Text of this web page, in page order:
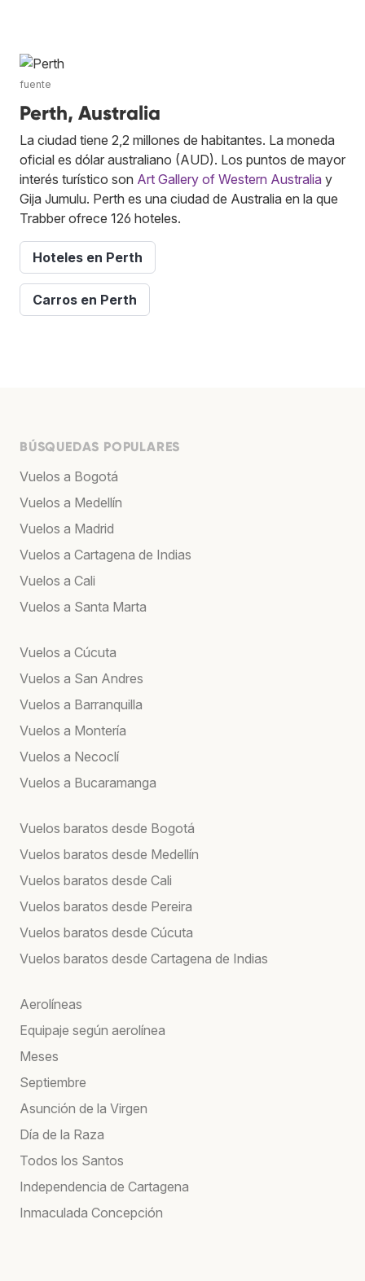
fuente
Perth, Australia
La ciudad tiene 2,2 millones de habitantes. La moneda
oficial es dólar australiano (AUD). Los puntos de mayor
interés turístico son Art Gallery of Western Australia y
Gija Jumulu. Perth es una ciudad de Australia en la que
Trabber ofrece 126 hoteles.
Hoteles en Perth
Carros en Perth
BÚSQUEDAS POPULARES
Vuelos a Bogotá
Vuelos a Medellín
Vuelos a Madrid
Vuelos a Cartagena de Indias
Vuelos a Cali
Vuelos a Santa Marta
Vuelos a Cúcuta
Vuelos a San Andres
Vuelos a Barranquilla
Vuelos a Montería
Vuelos a Necoclí
Vuelos a Bucaramanga
Vuelos baratos desde Bogotá
Vuelos baratos desde Medellín
Vuelos baratos desde Cali
Vuelos baratos desde Pereira
Vuelos baratos desde Cúcuta
Vuelos baratos desde Cartagena de Indias
Aerolíneas
Equipaje según aerolínea
Meses
Septiembre
Asunción de la Virgen
Día de la Raza
Todos los Santos
Independencia de Cartagena
Inmaculada Concepción